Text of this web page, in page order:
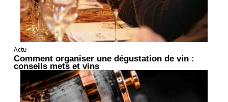
Actu
Comment organiser une dégustation de vin :
conseils mets et vins